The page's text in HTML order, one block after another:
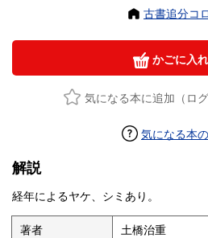
古書追分コ
かごに入
気になる本に追加（ロ
気になる本
解説
経年によるヤケ、シミあり。
著者 土橋治重